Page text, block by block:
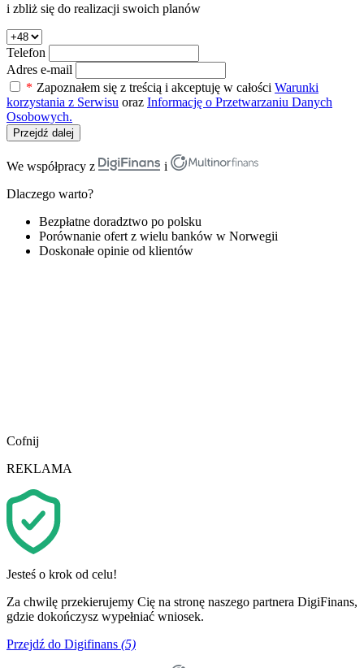
i zbliż się do realizacji swoich planów
Telefon
Adres e-mail
* Zapoznałem się z treścią i akceptuję w całości Warunki
korzystania z Serwisu oraz Informację o Przetwarzaniu Danych
Osobowych.
Przejdź dalej
We współpracy z
i
Dlaczego warto?
Bezpłatne doradztwo po polsku
Porównanie ofert z wielu banków w Norwegii
Doskonałe opinie od klientów
Cofnij
REKLAMA
Jesteś o krok od celu!
Za chwilę przekierujemy Cię na stronę naszego partnera DigiFinans,
gdzie dokończysz wypełniać wniosek.
Przejdź do Digifinans (5)